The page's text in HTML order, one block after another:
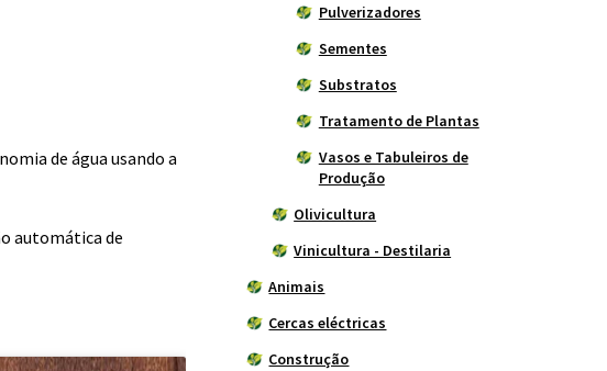
de água usando a
automática de
Pulverizadores
Sementes
Substratos
Tratamento de Plantas
Vasos e Tabuleiros de
Produção
Olivicultura
Vinicultura - Destilaria
Animais
Cercas eléctricas
Construção